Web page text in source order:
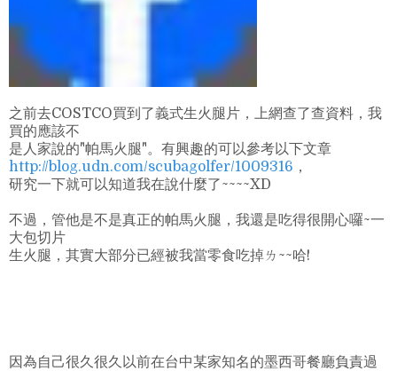
之前去COSTCO買到了義式生火腿片，上網查了查資料，我
買的應該不
是人家說的"帕馬火腿"。有興趣的可以參考以下文章
http://blog.udn.com/scubagolfer/1009316 ，
研究一下就可以知道我在說什麼了~~~~XD
不過，管他是不是真正的帕馬火腿，我還是吃得很開心囉~一
大包切片
生火腿，其實大部分已經被我當零食吃掉ㄌ~~哈!
因為自己很久很久以前在台中某家知名的墨西哥餐廳負責過